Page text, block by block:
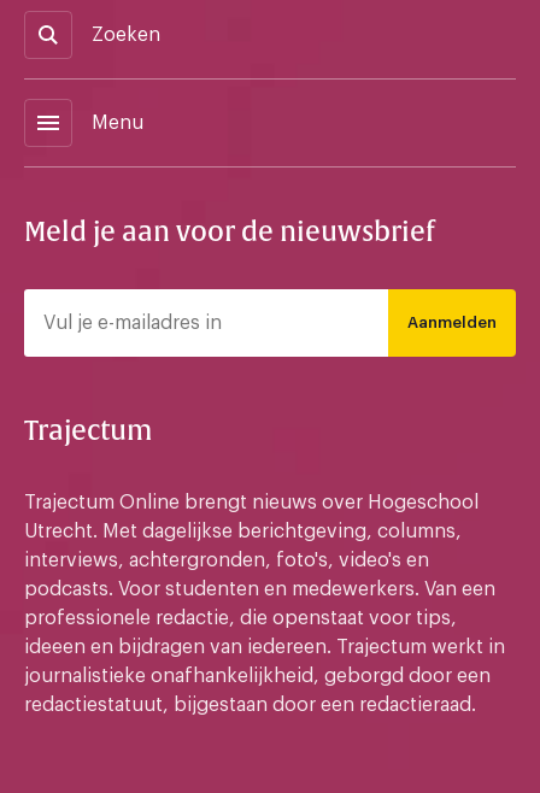
Zoeken
menu Menu
Meld je aan voor de nieuwsbrief
Aanmelden
Trajectum
Trajectum Online brengt nieuws over Hogeschool
Utrecht. Met dagelijkse berichtgeving, columns,
interviews, achtergronden, foto's, video's en
podcasts. Voor studenten en medewerkers. Van een
professionele redactie, die openstaat voor tips,
ideeen en bijdragen van iedereen. Trajectum werkt in
journalistieke onafhankelijkheid, geborgd door een
redactiestatuut, bijgestaan door een redactieraad.